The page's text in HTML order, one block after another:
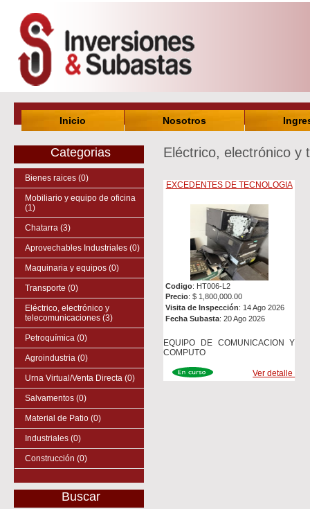
Inicio Nosotros
Categorias
Bienes raices (0)
Mobiliario y equipo de oficina
(1)
Chatarra (3)
Aprovechables Industriales (0)
Maquinaria y equipos (0)
Transporte (0)
Eléctrico, electrónico y
telecomunicaciones (3)
Petroquímica (0)
Agroindustria (0)
Urna Virtual/Venta Directa (0)
Salvamentos (0)
Material de Patio (0)
Industriales (0)
Construcción (0)
Buscar
Eléctrico, electrónico y
EXCEDENTES DE TECNOLOGIA
Codigo: HT006-L2
Precio: $ 1,800,000.00
Visita de Inspección: 14 Ago 2026
Fecha Subasta: 20 Ago 2026
EQUIPO DE COMUNICACION Y
COMPUTO
Ver detalle